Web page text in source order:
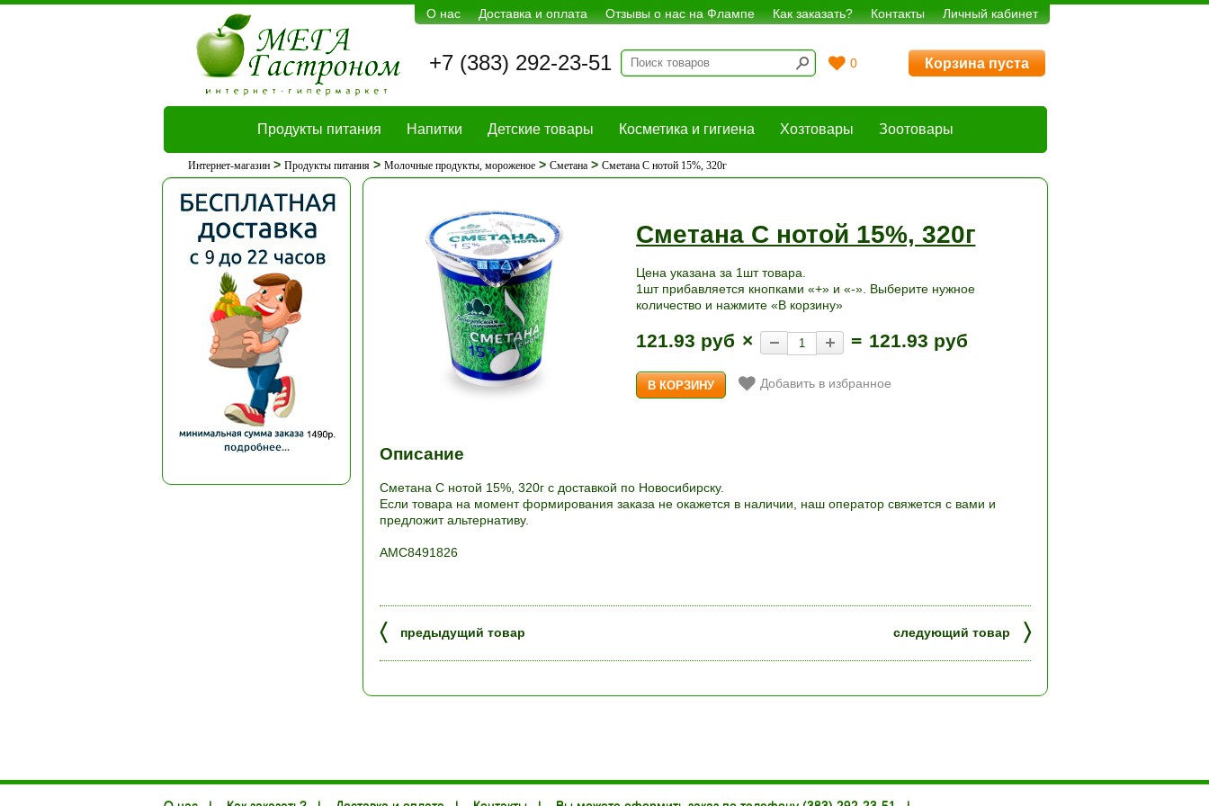
О нас Доставка и оплата Отзывы о нас на Флампе Как заказать? Контакты Личный кабинет
+7 (383) 292-23-51 0 Корзина пуста
Продукты питания Напитки Детские товары Косметика и гигиена Хозтовары Зоотовары
Интернет-магазин >Продукты питания >Молочные продукты, мороженое >Сметана >Сметана С нотой 15%, 320г
Сметана С нотой 15%, 320г
Цена указана за 1шт товара.
1шт прибавляется кнопками «+» и «-». Выберите нужное
количество и нажмите «В корзину»
121.93 руб × = 121.93 руб
Добавить в избранное
Описание
Сметана С нотой 15%, 320г с доставкой по Новосибирску.
Если товара на момент формирования заказа не окажется в наличии, наш оператор свяжется с вами и
предложит альтернативу.
АМС8491826
〈 предыдущий товар следующий товар 〉